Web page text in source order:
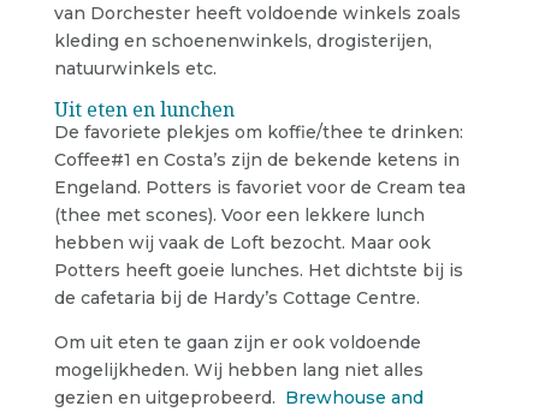
van Dorchester heeft voldoende winkels zoals
kleding en schoenenwinkels, drogisterijen,
natuurwinkels etc.
Uit eten en lunchen
De favoriete plekjes om koffie/thee te drinken:
Coffee#1 en Costa’s zijn de bekende ketens in
Engeland. Potters is favoriet voor de Cream tea
(thee met scones). Voor een lekkere lunch
hebben wij vaak de Loft bezocht. Maar ook
Potters heeft goeie lunches. Het dichtste bij is
de cafetaria bij de Hardy’s Cottage Centre.
Om uit eten te gaan zijn er ook voldoende
mogelijkheden. Wij hebben lang niet alles
gezien en uitgeprobeerd. Brewhouse and